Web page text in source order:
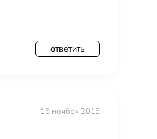
ответить
15 ноября 2015